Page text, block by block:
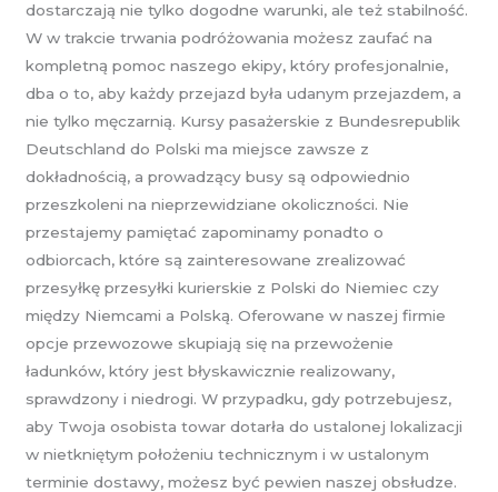
dostarczają nie tylko dogodne warunki, ale też stabilność.
W w trakcie trwania podróżowania możesz zaufać na
kompletną pomoc naszego ekipy, który profesjonalnie,
dba o to, aby każdy przejazd była udanym przejazdem, a
nie tylko męczarnią. Kursy pasażerskie z Bundesrepublik
Deutschland do Polski ma miejsce zawsze z
dokładnością, a prowadzący busy są odpowiednio
przeszkoleni na nieprzewidziane okoliczności. Nie
przestajemy pamiętać zapominamy ponadto o
odbiorcach, które są zainteresowane zrealizować
przesyłkę przesyłki kurierskie z Polski do Niemiec czy
między Niemcami a Polską. Oferowane w naszej firmie
opcje przewozowe skupiają się na przewożenie
ładunków, który jest błyskawicznie realizowany,
sprawdzony i niedrogi. W przypadku, gdy potrzebujesz,
aby Twoja osobista towar dotarła do ustalonej lokalizacji
w nietkniętym położeniu technicznym i w ustalonym
terminie dostawy, możesz być pewien naszej obsłudze.